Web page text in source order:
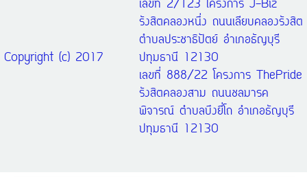
Copyright (c) 2017
เลขที่ 2/123 โครงการ J-Biz
รังสิตคลองหนึ่ง ถนนเลียบคลองรังสิต
ตำบลประชาธิปัตย์ อำเภอธัญบุรี
ปทุมธานี 12130
เลขที่ 888/22 โครงการ ThePride
รังสิตคลองสาม ถนนชลมารค
พิจารณ์ ตำบลบึงยี่โถ อำเภอธัญบุรี
ปทุมธานี 12130